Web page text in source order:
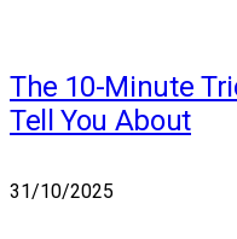
The 10-Minute
Tell You About
31/10/2025